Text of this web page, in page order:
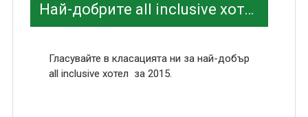
Най-добрите all inclusive хотели 4 звезди в София
Гласувайте в класацията ни за най-добър
all inclusive хотел за 2015.